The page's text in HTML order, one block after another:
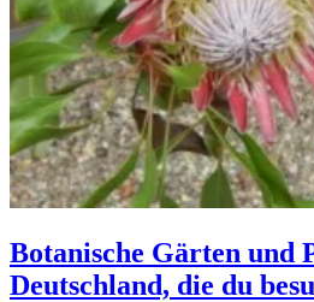
Botanische Gärten und
Deutschland, die du